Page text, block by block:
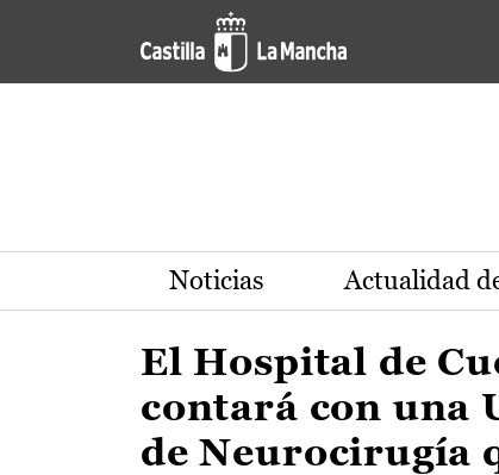
Pasar al contenido principal
Actualidad de la región
Noticias Actualidad
El Hospital de
contará con una
de Neurocirugía